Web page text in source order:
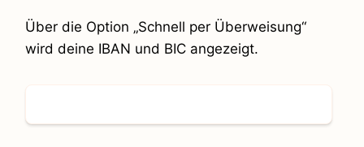
Über die Option „Schnell per Überweisung“
wird deine IBAN und BIC angezeigt.